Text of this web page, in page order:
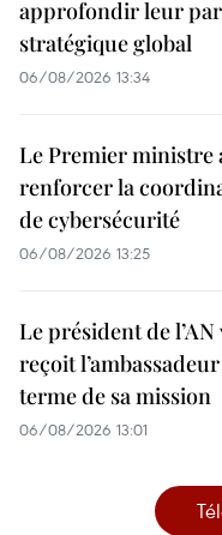
approfondir leur
stratégique global
06/08/2026 13:34
Le Premier ministre
renforcer la
de cybersécurité
06/08/2026 13:25
Le président de
reçoit
terme de sa mission
06/08/2026 13:01